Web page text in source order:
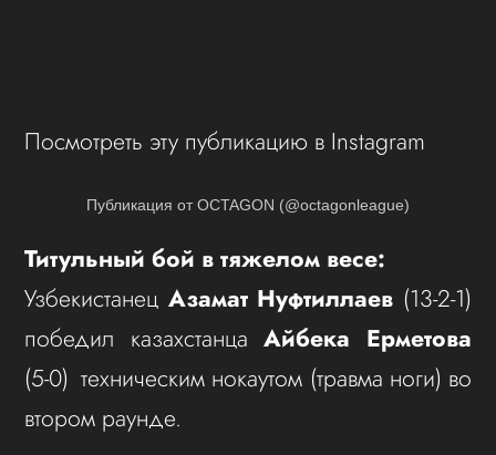
Посмотреть эту публикацию в Instagram
Публикация от OCTAGON (@octagonleague)
Титульный бой в тяжелом весе:
Узбекистанец Азамат Нуфтиллаев (13-2-1)
победил казахстанцаАйбека Ерметова
(5-0) техническим нокаутом (травма ноги) во
втором раунде.